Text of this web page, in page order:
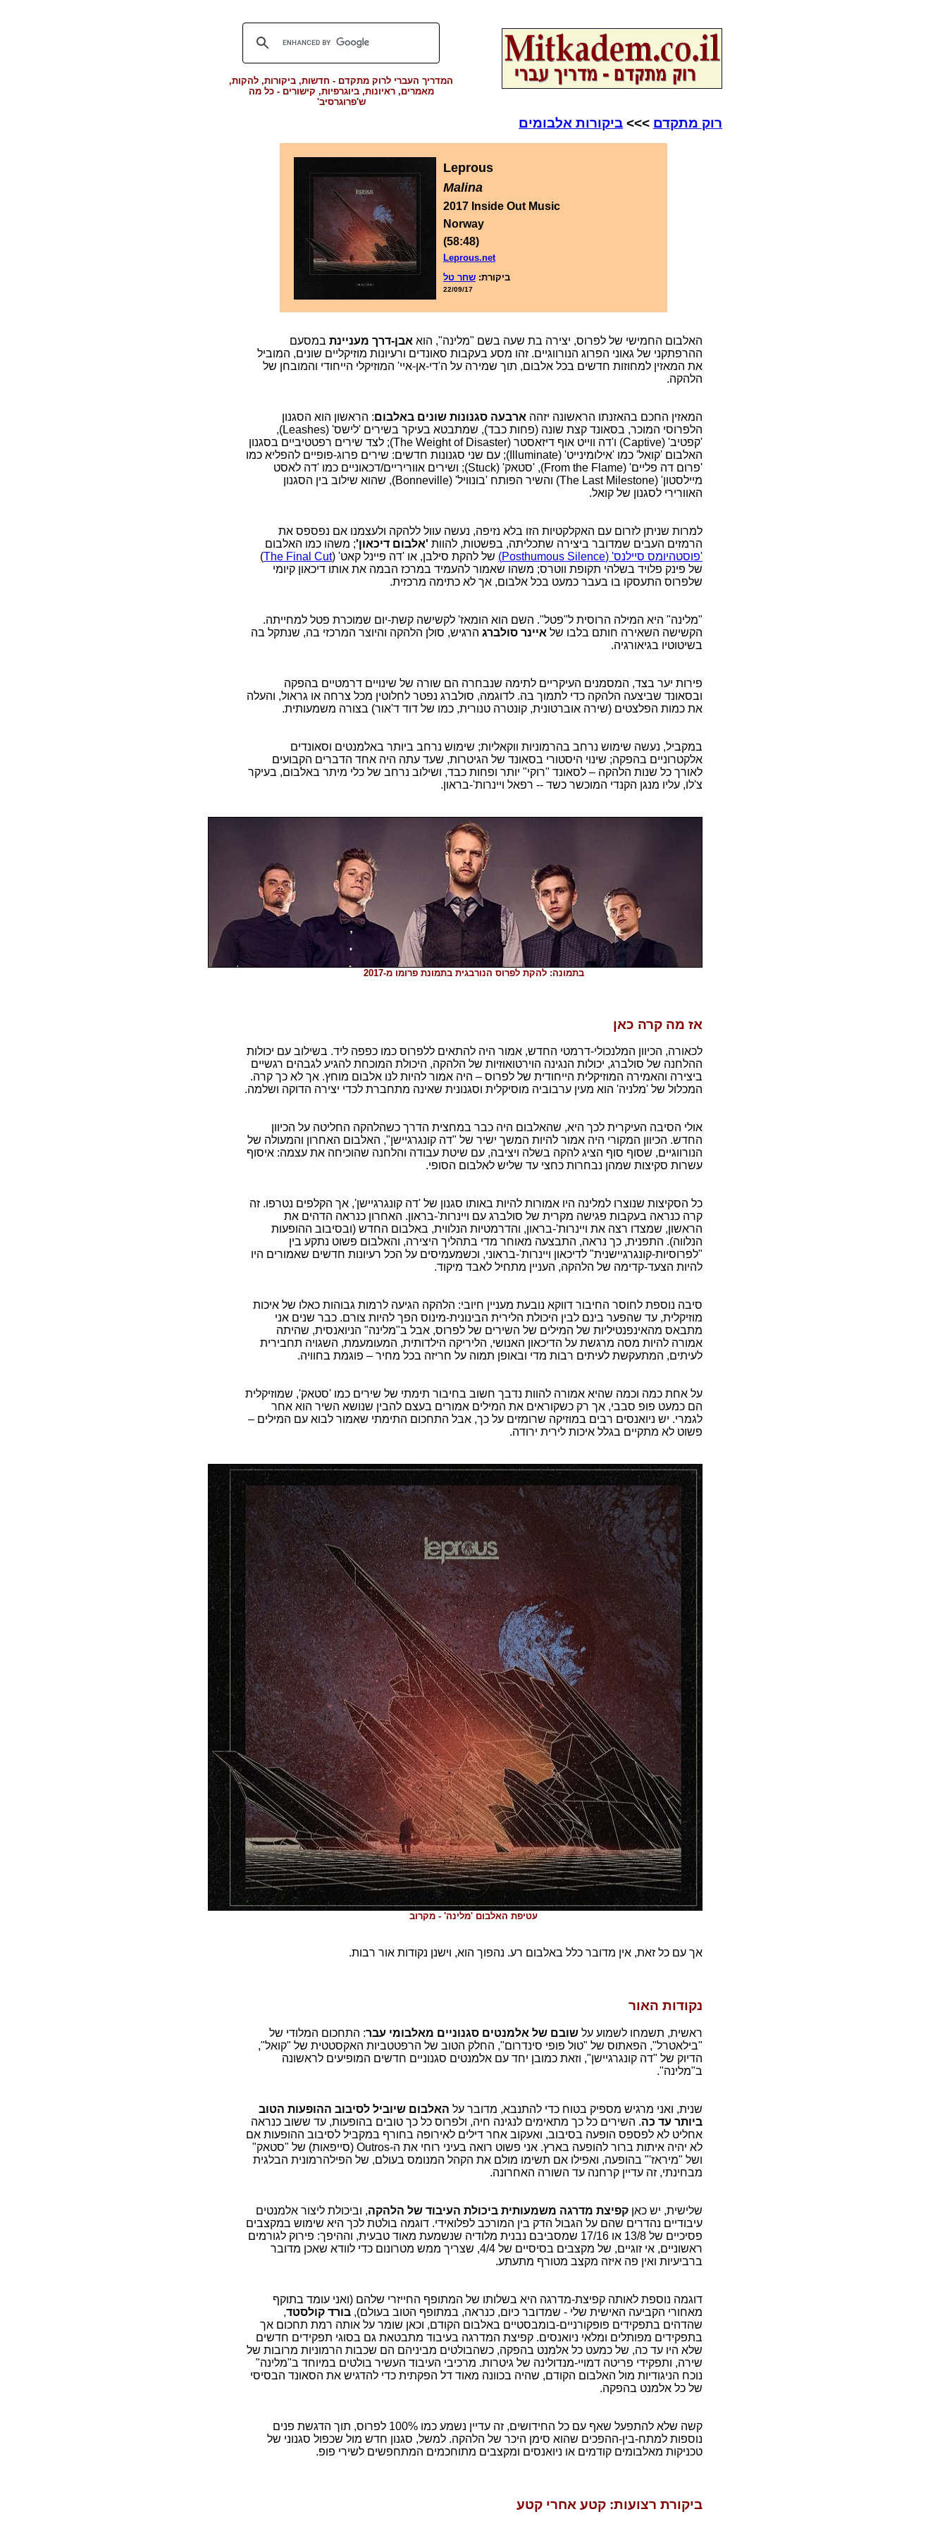
המדריך העברי לרוק מתקדם - חדשות, ביקורות, להקות,
מאמרים, ראיונות, ביוגרפיות, קישורים - כל מה
ש'פרוגרסיב'
רוק מתקדם >>> ביקורות אלבומים
Leprous
Malina
2017 Inside Out Music
Norway
(58:48)
Leprous.net
ביקורת: שחר טל
22/09/17
האלבום החמישי של לפרוס, יצירה בת שעה בשם "מלינה", הוא אבן-דרך מעניינת במסעם
ההרפתקני של גאוני הפרוג הנורווגיים. זהו מסע בעקבות סאונדים ורעיונות מוזיקליים שונים, המוביל
את המאזין למחוזות חדשים בכל אלבום, תוך שמירה על ה'די-אן-איי' המוזיקלי הייחודי והמובחן של
הלהקה.
המאזין החכם בהאזנתו הראשונה יזהה ארבעה סגנונות שונים באלבום: הראשון הוא הסגנון
הלפרוסי המוכר, בסאונד קצת שונה (פחות כבד), שמתבטא בעיקר בשירים 'לישס' (Leashes),
'קפטיב' (Captive) ו'דה ווייט אוף דיזאסטר (The Weight of Disaster); לצד שירים רפטטיביים בסגנון
האלבום 'קואל' כמו 'אילומינייט' (Illuminate); עם שני סגנונות חדשים: שירים פרוג-פופיים להפליא כמו
'פרום דה פליים' (From the Flame), 'סטאק' (Stuck); ושירים אווריריים/דכאוניים כמו 'דה לאסט
מיילסטון' (The Last Milestone) והשיר הפותח 'בונוויל' (Bonneville), שהוא שילוב בין הסגנון
האוורירי לסגנון של קואל.
למרות שניתן לזרום עם האקלקטיות הזו בלא נזיפה, נעשה עוול ללהקה ולעצמנו אם נפספס את
הרמזים העבים שמדובר ביצירה שתכליתה, בפשטות, להוות 'אלבום דיכאון'; משהו כמו האלבום
'פוסטהיומס סיילנס' (Posthumous Silence)
של להקת סילבן, או 'דה פיינל קאט' (The Final Cut
)
של פינק פלויד בשלהי תקופת ווטרס; משהו שאמור להעמיד במרכז הבמה את אותו דיכאון קיומי
שלפרוס התעסקו בו בעבר כמעט בכל אלבום, אך לא כתימה מרכזית.
"מלינה" היא המילה הרוסית ל"פטל". השם הוא הומאז' לקשישה קשת-יום שמוכרת פטל למחייתה.
הקשישה השאירה חותם בלבו של איינר סולברג הרגיש, סולן הלהקה והיוצר המרכזי בה, שנתקל בה
בשיטוטיו בגיאורגיה.
פירות יער בצד, המסמנים העיקריים לתימה שנבחרה הם שורה של שינויים דרמטיים בהפקה
ובסאונד שביצעה הלהקה כדי לתמוך בה. לדוגמה, סולברג נפטר לחלוטין מכל צרחה או גראול, והעלה
את כמות הפלצטים (שירה אוברטונית, קונטרה טנורית, כמו של דוד ד'אור) בצורה משמעותית.
במקביל, נעשה שימוש נרחב בהרמוניות ווקאליות; שימוש נרחב ביותר באלמנטים וסאונדים
אלקטרוניים בהפקה; שינוי היסטורי בסאונד של הגיטרות, שעד עתה היה אחד הדברים הקבועים
לאורך כל שנות הלהקה – לסאונד "רוקי" יותר ופחות כבד, ושילוב נרחב של כלי מיתר באלבום, בעיקר
צ'לו, עליו מנגן הקנדי המוכשר כשד -- רפאל ויינרות'-בראון.
בתמונה: להקת לפרוס הנורבגית בתמונת פרומו מ-2017
אז מה קרה כאן
לכאורה, הכיוון המלנכולי-דרמטי החדש, אמור היה להתאים ללפרוס כמו כפפה ליד. בשילוב עם יכולות
ההלחנה של סולברג, יכולות הנגינה הוירטואוזיות של הלהקה, היכולת המוכחת להגיע לגבהים רגשיים
ביצירה והאמירה המוזיקלית הייחודית של לפרוס – היה אמור להיות לנו אלבום מוחץ. אך לא כך קרה.
המכלול של 'מלניה' הוא מעין ערבוביה מוסיקלית וסגנונית שאינה מתחברת לכדי יצירה הדוקה ושלמה.
אולי הסיבה העיקרית לכך היא, שהאלבום היה כבר במחצית הדרך כשהלהקה החליטה על הכיוון
החדש. הכיוון המקורי היה אמור להיות המשך ישיר של "דה קונגרגיישן", האלבום האחרון והמעולה של
הנורווגיים, שסוף סוף הציג להקה בשלה ויציבה, עם שיטת עבודה והלחנה שהוכיחה את עצמה: איסוף
עשרות סקיצות שמהן נבחרות כחצי עד שליש לאלבום הסופי.
כל הסקיצות שנוצרו למלינה היו אמורות להיות באותו סגנון של 'דה קונגרגיישן', אך הקלפים נטרפו. זה
קרה כנראה בעקבות פגישה מקרית של סולברג עם ויינרות'-בראון. האחרון כנראה הדהים את
הראשון, שמצדו רצה את ויינרות'-בראון, והדרמטיות הנלווית, באלבום החדש (ובסיבוב ההופעות
הנלווה). התפנית, כך נראה, התבצעה מאוחר מדי בתהליך היצירה, והאלבום פשוט נתקע בין
"לפרוסיות-קונגרגיישנית" לדיכאון ויינרות'-בראוני, וכשמעמיסים על הכל רעיונות חדשים שאמורים היו
להיות הצעד-קדימה של הלהקה, העניין מתחיל לאבד מיקוד.
סיבה נוספת לחוסר החיבור דווקא נובעת מעניין חיובי: הלהקה הגיעה לרמות גבוהות כאלו של איכות
מוזיקלית, עד שהפער בינם לבין היכולת הלירית הבינונית-מינוס הפך להיות צורם. כבר שנים אני
מתבאס מהאינפנטיליות של המילים של השירים של לפרוס, אבל ב"מלינה" הניואנסית, שהיתה
אמורה להיות מסה מרגשת על הדיכאון האנושי, הליריקה הילדותית, המעומעמת, השגויה תחבירית
לעיתים, המתעקשת לעיתים רבות מדי ובאופן תמוה על חריזה בכל מחיר – פוגמת בחוויה.
על אחת כמה וכמה שהיא אמורה להוות נדבך חשוב בחיבור תימתי של שירים כמו 'סטאק', שמוזיקלית
הם כמעט פופ סבבי, אך רק כשקוראים את המילים אמורים בעצם להבין שנושא השיר הוא אחר
לגמרי. יש ניואנסים רבים במוזיקה שרומזים על כך, אבל התחכום התימתי שאמור לבוא עם המילים –
פשוט לא מתקיים בגלל איכות לירית ירודה.
עטיפת האלבום 'מלינה' - מקרוב
אך עם כל זאת, אין מדובר כלל באלבום רע. נהפוך הוא, וישנן נקודות אור רבות.
נקודות האור
ראשית, תשמחו לשמוע על שובם של אלמנטים סגנוניים מאלבומי עבר: התחכום המלודי של
"בילאטרל", הפאתוס של "טול פופי סינדרום", החלק הטוב של הרפטטביות האקסטטית של "קואל",
הדיוק של "דה קונגרגיישן", וזאת כמובן יחד עם אלמנטים סגנוניים חדשים המופיעים לראשונה
ב"מלינה".
שנית, ואני מרגיש מספיק בטוח כדי להתנבא, מדובר על האלבום שיוביל לסיבוב ההופעות הטוב
ביותר עד כה. השירים כל כך מתאימים לנגינה חיה, ולפרוס כל כך טובים בהופעות, עד ששוב כנראה
אחליט לא לפספס הופעה בסיבוב, ואעקוב אחר דילים לאירופה בחורף במקביל לסיבוב ההופעות אם
לא יהיה איתות ברור להופעה בארץ. אני פשוט רואה בעיני רוחי את ה-Outros (סייפאות) של "סטאק"
ושל "מיראז'" בהופעה, ואפילו אם תשימו מולם את הקהל המנומס בעולם, של הפילהרמונית הבלגית
מבחינתי, זה עדיין קרחנה עד השורה האחרונה.
שלישית, יש כאן קפיצת מדרגה משמעותית ביכולת העיבוד של הלהקה, וביכולת ליצור אלמנטים
עיבודיים נהדרים שהם על הגבול הדק בין המורכב לפלואידי. דוגמה בולטת לכך היא שימוש במקצבים
פסיכיים של 13/8 או 17/16 שמסביבם נבנית מלודיה שנשמעת מאוד טבעית, וההיפך: פירוק לגורמים
ראשוניים, אי זוגיים, של מקצבים בסיסיים של 4/4, שצריך ממש מטרונום כדי לוודא שאכן מדובר
ברביעיות ואין פה איזה מקצב מטורף מתעתע.
דוגמה נוספת לאותה קפיצת-מדרגה היא בשלותו של המתופף החייזרי שלהם (ואני עומד בתוקף
מאחורי הקביעה האישית שלי - שמדובר כיום, כנראה, במתופף הטוב בעולם), בורד קולסטד,
שהדהים בתפקידים פופקורניים-בומבסטיים באלבום הקודם, וכאן שומר על אותה רמת תחכום אך
בתפקידים מפותלים ומלאי ניואנסים. קפיצת המדרגה בעיבוד מתבטאת גם בסוגי תפקידים חדשים
שלא היו עד כה, של כמעט כל אלמנט בהפקה, כשהבולטים מביניהם הם שכבות הרמוניות מרובות של
שירה, ותפקידי פריטה דמויי-מנדולינה של גיטרות. מרכיבי העיבוד העשיר בולטים במיוחד ב"מלינה"
נוכח הניגודיות מול האלבום הקודם, שהיה בכוונה מאוד דל הפקתית כדי להדגיש את הסאונד הבסיסי
של כל אלמנט בהפקה.
קשה שלא להתפעל שאף עם כל החידושים, זה עדיין נשמע כמו 100% לפרוס, תוך הדגשת פנים
נוספות למתח-בין-ההפכים שהוא סימן היכר של הלהקה. למשל, סגנון חדש מול שכפול סגנוני של
טכניקות מאלבומים קודמים או ניואנסים ומקצבים מתוחכמים המתחפשים לשירי פופ.
ביקורת רצועות: קטע אחרי קטע